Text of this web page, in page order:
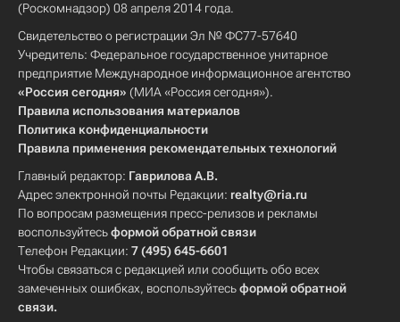
(Роскомнадзор) 08 апреля 2014 года.
Свидетельство о регистрации Эл № ФС77-57640
Учредитель: Федеральное государственное унитарное
предприятие Международное информационное агентство
«Россия сегодня» (МИА «Россия сегодня»).
Правила использования материалов
Политика конфиденциальности
Правила применения рекомендательных технологий
Главный редактор: Гаврилова А.В.
Адрес электронной почты Редакции: realty@ria.ru
По вопросам размещения пресс-релизов и рекламы
воспользуйтесьформой обратной связи
Телефон Редакции: 7 (495) 645-6601
Чтобы связаться с редакцией или сообщить обо всех
замеченных ошибках, воспользуйтесьформой обратной
связи.